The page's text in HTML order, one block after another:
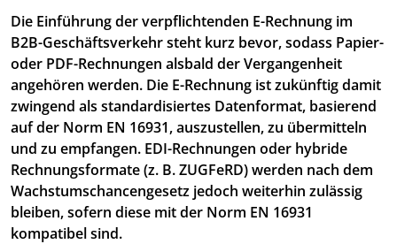
Die Einführung der verpflichtenden E-Rechnung im
B2B-Geschäftsverkehr steht kurz bevor, sodass Papier-
oder PDF-Rechnungen alsbald der Vergangenheit
angehören werden. Die E-Rechnung ist zukünftig damit
zwingend als standardisiertes Datenformat, basierend
auf der Norm EN 16931, auszustellen, zu übermitteln
und zu empfangen. EDI-Rechnungen oder hybride
Rechnungsformate (z. B. ZUGFeRD) werden nach dem
Wachstumschancengesetz jedoch weiterhin zulässig
bleiben, sofern diese mit der Norm EN 16931
kompatibel sind.